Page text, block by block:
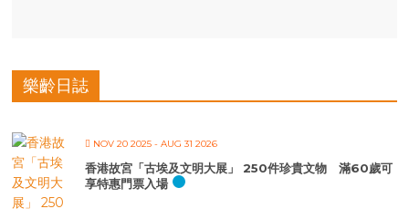
樂齡日誌
NOV 20 2025 - AUG 31 2026
香港故宮「古埃及文明大展」 250件珍貴文物 滿60歲可
享特惠門票入場